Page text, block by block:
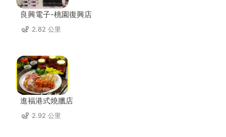
良興電子-桃園復興店
2.82 公里
進福港式燒臘店
2.92 公里